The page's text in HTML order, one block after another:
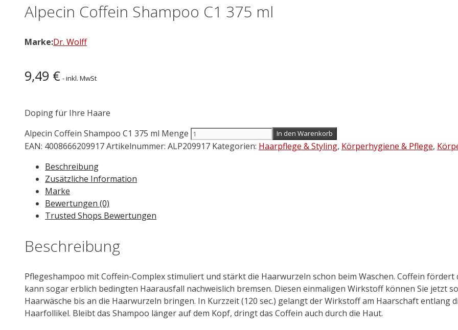
Alpecin Coffein Shampoo C1 375 ml
Marke:Dr. Wolff
9,49 € - inkl. MwSt
Doping für Ihre Haare
Alpecin Coffein Shampoo C1 375 ml Menge
In den Warenkorb
EAN: 4008666209917Artikelnummer: ALP209917 Kategorien: Haarpflege & Styling, Körperhygiene & Pflege,
Beschreibung
Zusätzliche Information
Marke
Bewertungen (0)
Trusted Shops Bewertungen
Beschreibung
Pflegeshampoo mit Coffein-Complex stimuliert und stärkt die Haarwurzeln schon beim Waschen. Coffein fördert
kann sogar erblich bedingten Haarausfall nachweislich bremsen. Diesen einmaligen Wirkstoff können Sie jetzt
Haarwäsche bis an die Haarwurzeln bringen. In Kurzzeit (120 sec.) gelangt der Wirkstoff am Haarschaft entlang
Haarfollikel. Bleibt das Shampoo länger auf dem Kopf, dringt das Coffein auch durch die Haut.